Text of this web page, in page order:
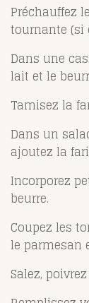
Préchauffez
tournante (si
Dans une
lait et le
Tamisez la
Dans un
ajoutez la
Incorporez
beurre.
Coupez les
le parmesan
Salez,